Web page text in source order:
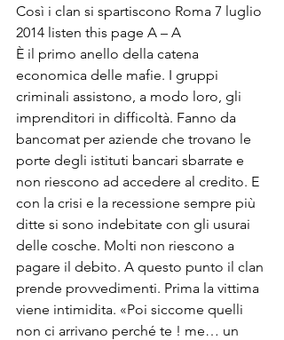
Così i clan si spartiscono Roma 7 luglio
2014 listen this page A – A
È il primo anello della catena
economica delle mafie. I gruppi
criminali assistono, a modo loro, gli
imprenditori in difficoltà. Fanno da
bancomat per aziende che trovano le
porte degli istituti bancari sbarrate e
non riescono ad accedere al credito. E
con la crisi e la recessione sempre più
ditte si sono indebitate con gli usurai
delle cosche. Molti non riescono a
pagare il debito. A questo punto il clan
prende provvedimenti. Prima la vittima
viene intimidita. «Poi siccome quelli
non ci arrivano perché te ! me… un